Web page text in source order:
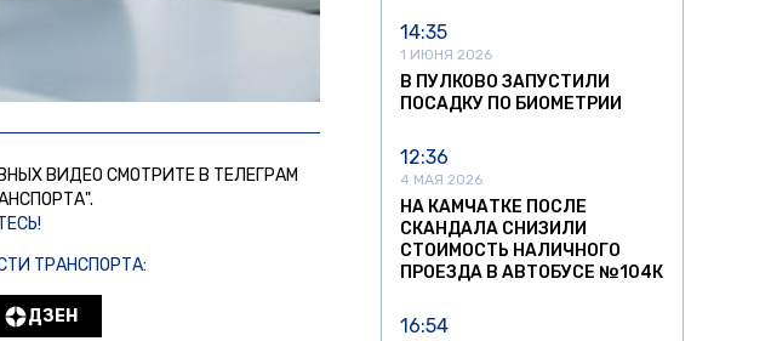
ВИДЕО СМОТРИТЕ В ТЕЛЕГРАМ
ТРАНСПОРТА:
ДЗЕН
14:35
1 ИЮНЯ 2026
В ПУЛКОВО ЗАПУСТИЛИ
ПОСАДКУ ПО БИОМЕТРИИ
12:36
4 МАЯ 2026
НА КАМЧАТКЕ ПОСЛЕ
СКАНДАЛА СНИЗИЛИ
СТОИМОСТЬ НАЛИЧНОГО
ПРОЕЗДА В АВТОБУСЕ №104К
16:54